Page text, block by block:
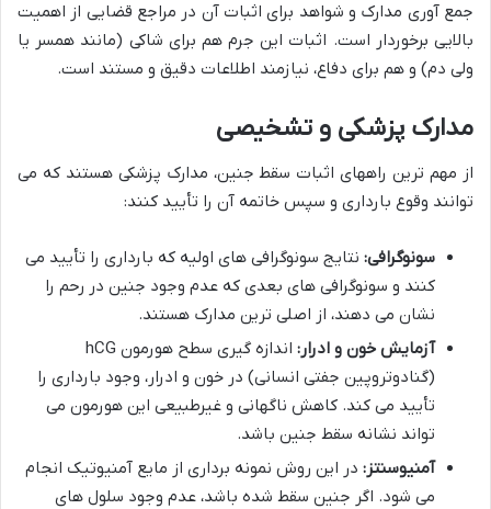
جمع آوری مدارک و شواهد برای اثبات آن در مراجع قضایی از اهمیت
بالایی برخوردار است. اثبات این جرم هم برای شاکی (مانند همسر یا
ولی دم) و هم برای دفاع، نیازمند اطلاعات دقیق و مستند است.
مدارک پزشکی و تشخیصی
از مهم ترین راههای اثبات سقط جنین، مدارک پزشکی هستند که می
توانند وقوع بارداری و سپس خاتمه آن را تأیید کنند:
سونوگرافی: نتایج سونوگرافی های اولیه که بارداری را تأیید می
کنند و سونوگرافی های بعدی که عدم وجود جنین در رحم را
نشان می دهند، از اصلی ترین مدارک هستند.
آزمایش خون و ادرار:
اندازه گیری سطح هورمون hCG
(گنادوتروپین جفتی انسانی) در خون و ادرار، وجود بارداری را
تأیید می کند. کاهش ناگهانی و غیرطبیعی این هورمون می
تواند نشانه سقط جنین باشد.
آمنیوسنتز: در این روش نمونه برداری از مایع آمنیوتیک انجام
می شود. اگر جنین سقط شده باشد، عدم وجود سلول های